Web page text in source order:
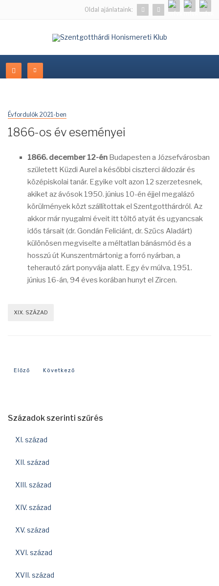
Oldal ajánlataink:
Évfordulók 2021-ben
1866-os év eseményei
1866. december 12-én Budapesten a Józsefvárosban
született Küzdi Aurel a későbbi ciszterci áldozár és
középiskolai tanár. Egyike volt azon 12 szerzetesnek,
akiket az ávósok 1950. június 10-én éjjel megalázó
körülmények közt szállítottak el Szentgotthárdról. Az
akkor már nyugalmi éveit itt töltő atyát és ugyancsak
idős társait (dr. Gondán Feliciánt, dr. Szűcs Aladárt)
különösen megviselte a méltatlan bánásmód és a
hosszú út Kunszentmártonig a forró nyárban, a
teherautó zárt ponyvája alatt. Egy év múlva, 1951.
június 16-án, 94 éves korában hunyt el Zircen.
XIX. SZÁZAD
Előző cikk: 1886-os év eseményei
Előző Következő cikk: 1861-es év eseményei
Következő
Századok szerinti szűrés
XI. század
XII. század
XIII. század
XIV. század
XV. század
XVI. század
XVII. század